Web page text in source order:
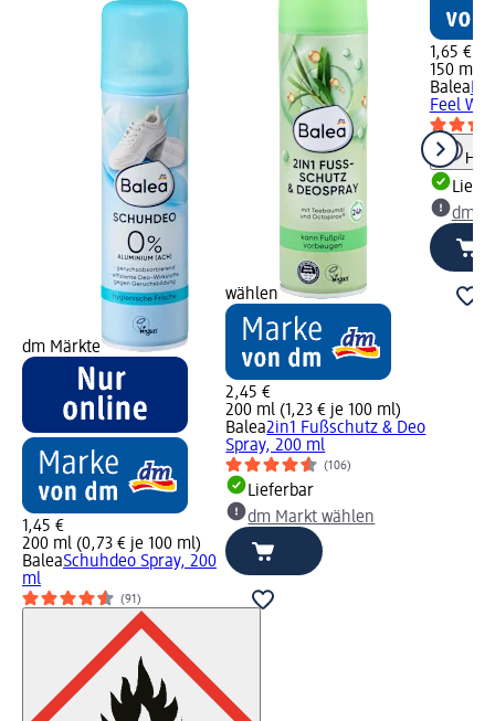
dm Märkte
1,45 €
200 ml (0,73 € je 100 ml)
BaleaSchuhdeo Spray, 200
ml
(91)
wählen
2,45 €
200 ml (1,23 € je 100 ml)
Balea2in1 Fußschutz & Deo
Spray, 200 ml
(106)
Lieferbar
dm Markt wählen
1,65 €
150 ml
Balea
Feel
dm